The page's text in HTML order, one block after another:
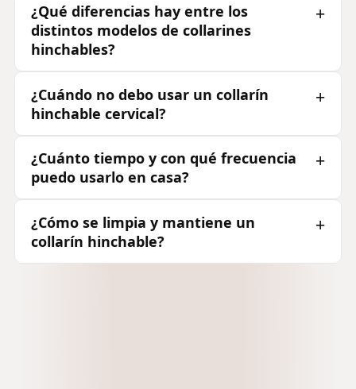
¿Qué diferencias hay entre los
distintos modelos de collarines
hinchables?
¿Cuándo no debo usar un collarín
hinchable cervical?
¿Cuánto tiempo y con qué frecuencia
puedo usarlo en casa?
¿Cómo se limpia y mantiene un
collarín hinchable?